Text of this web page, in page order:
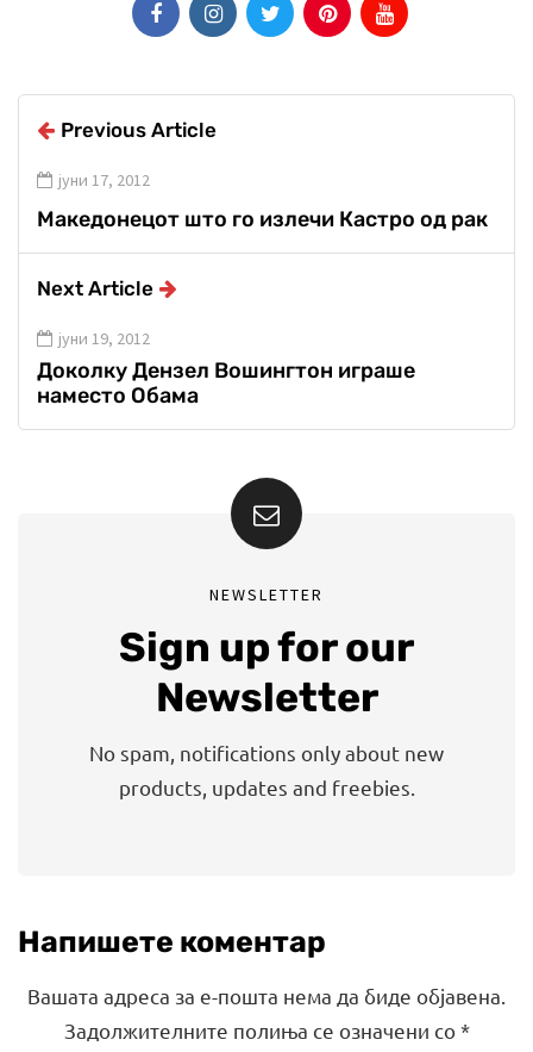
Previous Article
јуни 17, 2012
Македонецот што го излечи Кастро од рак
Next Article
јуни 19, 2012
Доколку Дензел Вошингтон играше
наместо Обама
NEWSLETTER
Sign up for our
Newsletter
No spam, notifications only about new
products, updates and freebies.
Напишете коментар
Вашата адреса за е-пошта нема да биде објавена.
Задолжителните полиња се означени со*